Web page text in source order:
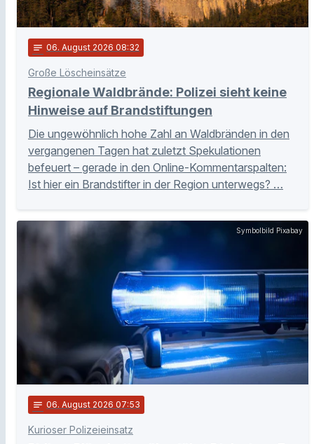
notes 06. August 2026 08:32
Große Löscheinsätze
Regionale Waldbrände: Polizei sieht keine
Hinweise auf Brandstiftungen
Die ungewöhnlich hohe Zahl an Waldbränden in den
vergangenen Tagen hat zuletzt Spekulationen
befeuert – gerade in den Online-Kommentarspalten:
Ist hier ein Brandstifter in der Region unterwegs? …
Symbolbild Pixabay
notes 06. August 2026 07:53
Kurioser Polizeieinsatz